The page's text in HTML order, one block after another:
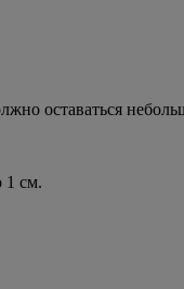
оставаться
1 см.